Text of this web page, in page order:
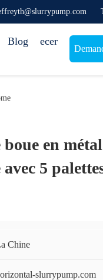
Blog ecer
en
avec 5
Chine
slurrypump.com